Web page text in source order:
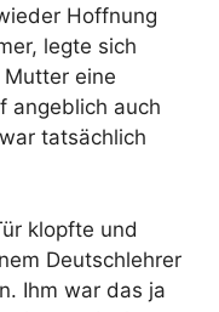
Hoffnung
legte sich
eine
angeblich auch
tatsächlich
klopfte und
Deutschlehrer
Ihm war das ja